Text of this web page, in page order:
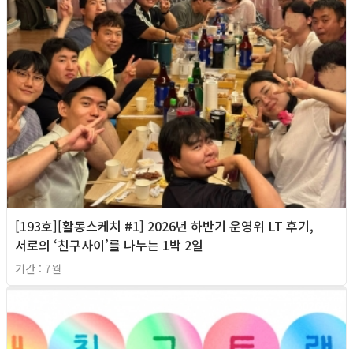
[193호][활동스케치 #1] 2026년 하반기 운영위 LT 후기,
서로의 ‘친구사이’를 나누는 1박 2일
기간 : 7월